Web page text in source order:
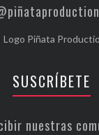
SUSCRÍBETE
nuestras